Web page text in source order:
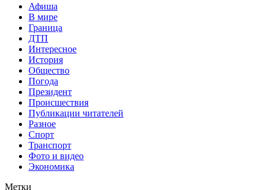
Афиша
В мире
Граница
ДТП
Интересное
История
Общество
Погода
Президент
Происшествия
Публикации читателей
Разное
Спорт
Транспорт
Фото и видео
Экономика
Метки